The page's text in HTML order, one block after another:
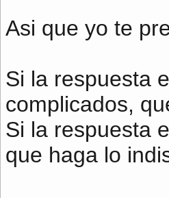
Asi que yo te
Si la respuesta
complicados,
Si la respuesta
que haga lo